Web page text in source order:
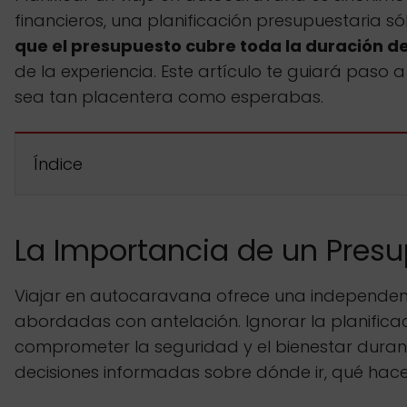
financieros, una planificación presupuestaria
que el presupuesto cubre toda la duración
de la experiencia. Este artículo te guiará
sea tan placentera como esperabas.
Índice
La Importancia de un
Viajar en autocaravana ofrece una
abordadas con antelación. Ignorar la
comprometer la seguridad y el bienestar
decisiones informadas sobre dónde ir, qué